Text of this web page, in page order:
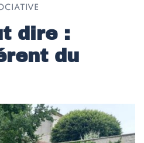
dire :
du